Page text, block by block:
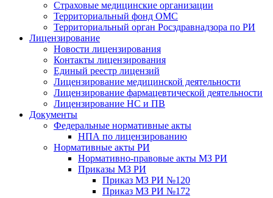
Страховые медицинские организации
Территориальный фонд ОМС
Территориальный орган Росздравнадзора по РИ
Лицензирование
Новости лицензирования
Контакты лицензирования
Единый реестр лицензий
Лицензирование медицинской деятельности
Лицензирование фармацевтической деятельности
Лицензирование НС и ПВ
Документы
Федеральные нормативные акты
НПА по лицензированию
Нормативные акты РИ
Нормативно-правовые акты МЗ РИ
Приказы МЗ РИ
Приказ МЗ РИ №120
Приказ МЗ РИ №172